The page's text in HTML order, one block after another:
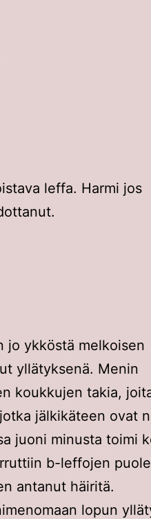
leffa. Harmi jos
jo ykköstä melkoisen
yllätyksenä. Menin
koukkujen takia,
jälkikäteen ovat
juoni minusta toimi
b-leffojen
antanut häiritä.
lopun